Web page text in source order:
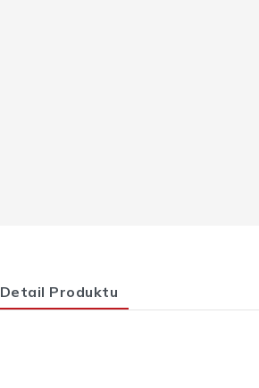
Detail Produktu